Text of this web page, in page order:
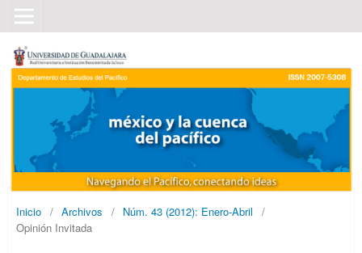
Inicio / Archivos / Núm. 43 (2012): Enero-Abril
/
Opinión Invitada